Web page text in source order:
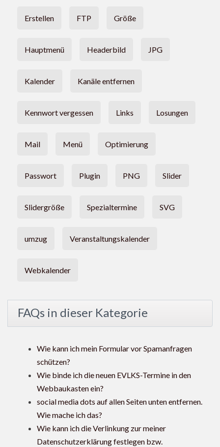
Erstellen FTP Größe
Hauptmenü Headerbild JPG
Kalender Kanäle entfernen
Kennwort vergessen Links Losungen
Mail Menü Optimierung
Passwort Plugin PNG Slider
Slidergröße Spezialtermine SVG
umzug Veranstaltungskalender
Webkalender
FAQs in dieser Kategorie
Wie kann ich mein Formular vor Spamanfragen
schützen?
Wie binde ich die neuen EVLKS-Termine in den
Webbaukasten ein?
social media dots auf allen Seiten unten entfernen.
Wie mache ich das?
Wie kann ich die Verlinkung zur meiner
Datenschutzerklärung festlegen bzw.